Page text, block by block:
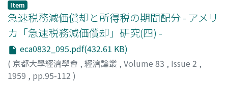
Item
急速税務減価償却と所得税の期間配分 - アメリ
カ「急速税務減価償却」研究(四) -
eca0832_095.pdf(432.61 KB)
( 京都大學經濟學會 , 經濟論叢 , Volume 83 , Issue 2 ,
1959 , pp.95-112 )